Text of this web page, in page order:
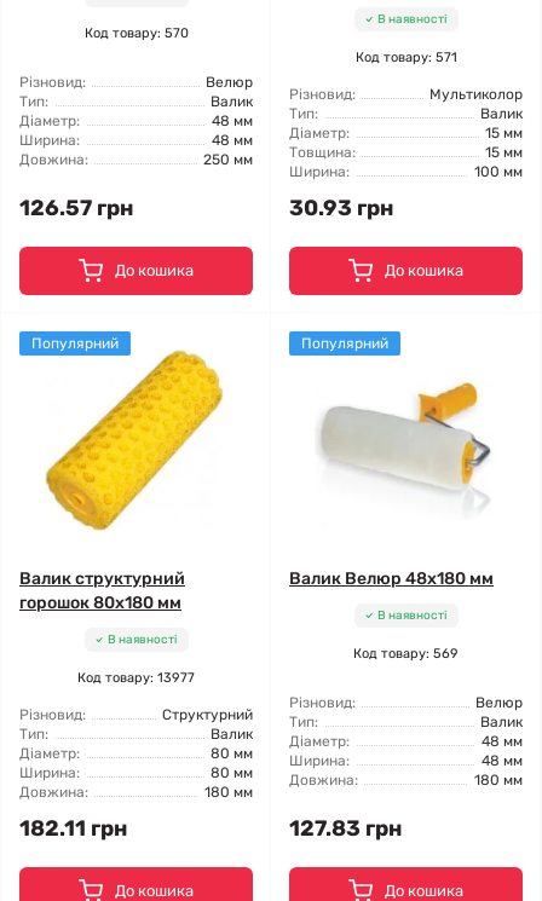
Код товару: 570
Різновид:
Велюр
Тип:
Валик
Діаметр:
48 мм
Ширина:
48 мм
Довжина:
250 мм
126.57 грн
До кошика
В наявності
Код товару: 571
Різновид:
Мультиколор
Тип:
Валик
Діаметр:
15 мм
Товщина:
15 мм
Ширина:
100 мм
30.93 грн
До кошика
Популярний
Валик структурний
горошок 80x180 мм
В наявності
Код товару: 13977
Різновид:
Структурний
Тип:
Валик
Діаметр:
80 мм
Ширина:
80 мм
Довжина:
180 мм
182.11 грн
До кошика
Популярний
Валик Велюр 48x180 мм
В наявності
Код товару: 569
Різновид:
Велюр
Тип:
Валик
Діаметр:
48 мм
Ширина:
48 мм
Довжина:
180 мм
127.83 грн
До кошика